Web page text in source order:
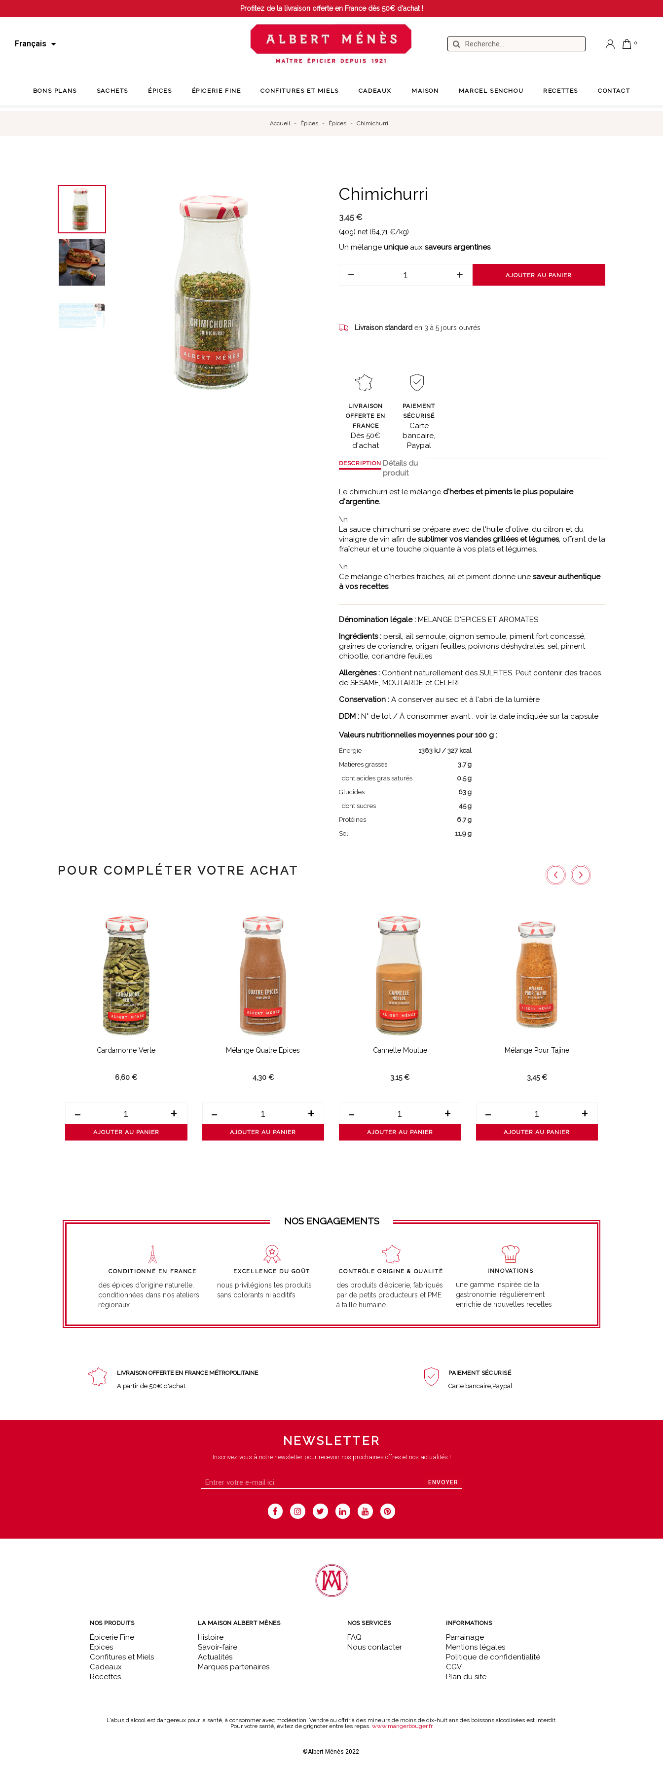
Profitez de la livraison offerte en France dès 50€ d'achat !
Français
BONS PLANS SACHETS ÉPICES ÉPICERIE FINE CONFITURES ET MIELS CADEAUX MAISON MARCEL SENCHOU RECETTES CONTACT
Accueil Épices Épices Chimichurri
Chimichurri
3,45 €
(40g) net (64,71 €/kg)
Un mélange uniqueaux saveurs argentines
AJOUTER AU PANIER
Livraison standard en 3 à 5 jours ouvrés
LIVRAISON
OFFERTE EN
FRANCE
Dès 50€
d'achat
PAIEMENT
SÉCURISÉ
Carte
bancaire,
Paypal
DESCRIPTION Détails du
produit
Le chimichurri est le mélange d'herbes et piments le plus populaire
d'argentine.
\n
La sauce chimichurri se prépare avec de l'huile d'olive, du citron et du
vinaigre de vin afin de sublimer vos viandes grillées et légumes, offrant de la
fraîcheur et une touche piquante à vos plats et légumes.
\n
Ce mélange d'herbes fraîches, ail et piment donne une saveur authentique
à vos recettes.
Dénomination légale : MELANGE D'EPICES ET AROMATES
Ingrédients : persil, ail semoule, oignon semoule, piment fort concassé,
graines de coriandre, origan feuilles, poivrons déshydratés, sel, piment
chipotle, coriandre feuilles
Allergènes : Contient naturellement des SULFITES. Peut contenir des traces
de SESAME, MOUTARDE et CELERI
Conservation : A conserver au sec et à l'abri de la lumière
DDM : N° de lot / À consommer avant : voir la date indiquée sur la capsule
Valeurs nutritionnelles moyennes pour 100 g :
Énergie
1383 kJ / 327 kcal
Matières grasses
3.7 g
dont acides gras saturés
0.5 g
Glucides
63 g
dont sucres
45 g
Protéines
6.7 g
Sel
11.9 g
POUR COMPLÉTER VOTRE ACHAT
Cardamome Verte
6,60 €
- +
AJOUTER AU PANIER
Mélange Quatre Épices
4,30 €
- +
AJOUTER AU PANIER
Cannelle Moulue
3,15 €
- +
AJOUTER AU PANIER
Mélange Pour Tajine
3,45 €
- +
AJOUTER AU PANIER
NOS ENGAGEMENTS
CONDITIONNÉ EN FRANCE
des épices d’origine naturelle,
conditionnées dans nos ateliers
régionaux
EXCELLENCE DU GOÛT
nous privilégions les produits
sans colorants ni additifs
CONTRÔLE ORIGINE & QUALITÉ
des produits d’épicerie, fabriqués
par de petits producteurs et PME
à taille humaine
INNOVATIONS
une gamme inspirée de la
gastronomie, régulièrement
enrichie de nouvelles recettes
LIVRAISON OFFERTE EN FRANCE MÉTROPOLITAINE
A partir de 50€ d'achat
PAIEMENT SÉCURISÉ
Carte bancaire,Paypal
NEWSLETTER
Inscrivez-vous à notre newsletter pour recevoir nos prochaines offres et nos actualités !
ENVOYER
NOS PRODUITS
Épicerie Fine
Épices
Confitures et Miels
Cadeaux
Recettes
LA MAISON ALBERT MÈNES
Histoire
Savoir-faire
Actualités
Marques partenaires
NOS SERVICES
FAQ
Nous contacter
INFORMATIONS
Parrainage
Mentions légales
Politique de confidentialité
CGV
Plan du site
L'abus d'alcool est dangereux pour la santé, à consommer avec modération. Vendre ou offrir à des mineurs de moins de dix-huit ans des boissons alcoolisées est interdit.
Pour votre santé, évitez de grignoter entre les repas. www.mangerbouger.fr
©Albert Ménès 2022